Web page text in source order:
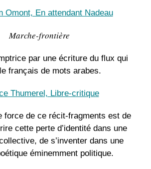
Omont, En attendant Nadeau
Marche-frontière
par une écriture du flux qui
français de mots arabes.
Thumerel, Libre-critique
force de ce récit-fragments est de
cette perte d’identité dans une
de s’inventer dans une
éminemment politique.